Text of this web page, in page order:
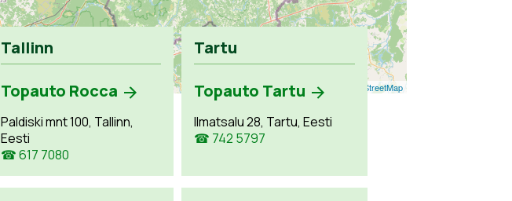
Leaflet OpenStreetMap
Tallinn
Topauto Rocca
Paldiski mnt 100, Tallinn,
Eesti
☎ 617 7080
Tartu
Topauto Tartu
Ilmatsalu 28, Tartu, Eesti
☎ 742 5797